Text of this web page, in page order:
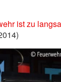
ist zu